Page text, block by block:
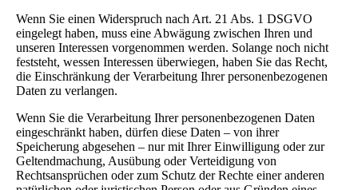
Wenn Sie einen Widerspruch nach Art. 21 Abs. 1 DSGVO
eingelegt haben, muss eine Abwägung zwischen Ihren und
unseren Interessen vorgenommen werden. Solange noch nicht
feststeht, wessen Interessen überwiegen, haben Sie das Recht,
die Einschränkung der Verarbeitung Ihrer personenbezogenen
Daten zu verlangen.
Wenn Sie die Verarbeitung Ihrer personenbezogenen Daten
eingeschränkt haben, dürfen diese Daten – von ihrer
Speicherung abgesehen – nur mit Ihrer Einwilligung oder zur
Geltendmachung, Ausübung oder Verteidigung von
Rechtsansprüchen oder zum Schutz der Rechte einer anderen